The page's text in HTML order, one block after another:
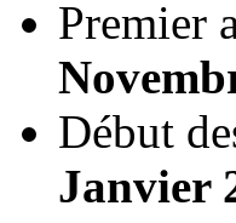
Premier
Début
Janvier